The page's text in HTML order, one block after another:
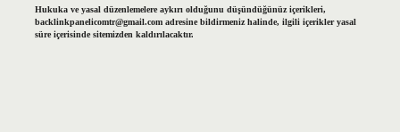
Hukuka ve yasal düzenlemelere aykırı olduğunu düşündüğünüz içerikleri,
backlinkpanelicomtr@gmail.comadresine bildirmeniz halinde, ilgili içerikler yasal
süre içerisinde sitemizden kaldırılacaktır.